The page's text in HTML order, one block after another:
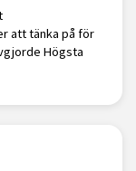
att tänka på för
Högsta